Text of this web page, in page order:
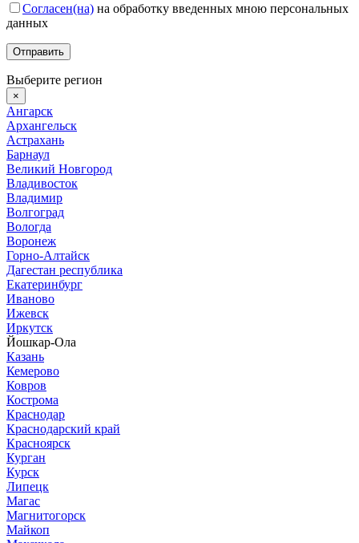
Согласен(на) на обработку введенных мною персональных
данных
Выберите регион
×
Ангарск
Архангельск
Астрахань
Барнаул
Великий Новгород
Владивосток
Владимир
Волгоград
Вологда
Воронеж
Горно-Алтайск
Дагестан республика
Екатеринбург
Иваново
Ижевск
Иркутск
Йошкар-Ола
Казань
Кемерово
Ковров
Кострома
Краснодар
Краснодарский край
Красноярск
Курган
Курск
Липецк
Магас
Магнитогорск
Майкоп